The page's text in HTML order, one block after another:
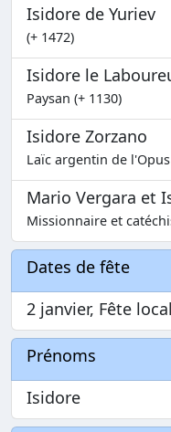
Isidore de Yuriev
(+ 1472)
Isidore le
Paysan (+ 1130)
Isidore Zorzano
Laïc argentin de
Mario Vergara et
Missionnaire et
Dates de fête
2 janvier, Fête
Prénoms
Isidore